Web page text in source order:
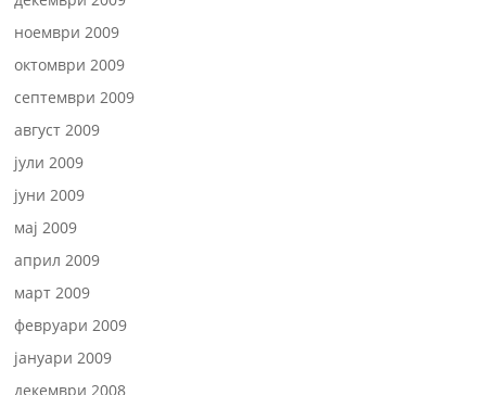
ноември 2009
октомври 2009
септември 2009
август 2009
јули 2009
јуни 2009
мај 2009
април 2009
март 2009
февруари 2009
јануари 2009
декември 2008